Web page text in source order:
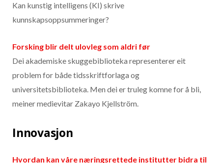
Kan kunstig intelligens (KI) skrive
kunnskapsoppsummeringer?
Forsking blir delt ulovleg som aldri før
Dei akademiske skuggebiblioteka representerer eit
problem for både tidsskriftforlaga og
universitetsbiblioteka. Men dei er truleg komne for å bli,
meiner medievitar Zakayo Kjellström.
Innovasjon
Hvordan kan våre næringsrettede institutter bidra til